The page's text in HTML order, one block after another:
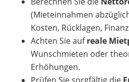
(Mieteinnahmen
Kosten, Rücklagen,
Achten Sie aufreale
Wunschmieten oder
Erhöhungen.